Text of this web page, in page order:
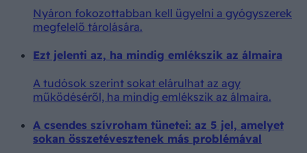
Nyáron fokozottabban kell ügyelni a gyógyszerek
megfelelő tárolására.
Ezt jelenti az, ha mindig emlékszik az álmaira
A tudósok szerint sokat elárulhat az agy
működéséről, ha mindig emlékszik az álmaira.
A csendes szívroham tünetei: az 5 jel, amelyet
sokan összetévesztenek más problémával